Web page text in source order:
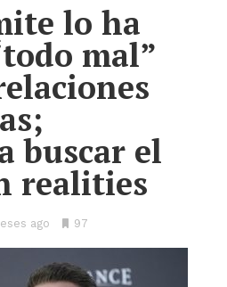
lo ha
mal”
buscar el
realities
ago
•97